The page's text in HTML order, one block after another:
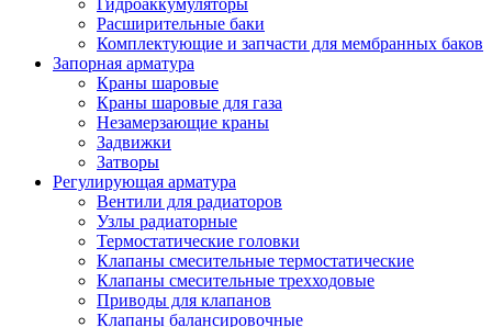
Расширительные баки
Комплектующие и запчасти для мембранных баков
Запорная арматура
Краны шаровые
Краны шаровые для газа
Незамерзающие краны
Задвижки
Затворы
Регулирующая арматура
Вентили для радиаторов
Узлы радиаторные
Термостатические головки
Клапаны смесительные термостатические
Клапаны смесительные трехходовые
Приводы для клапанов
Клапаны балансировочные